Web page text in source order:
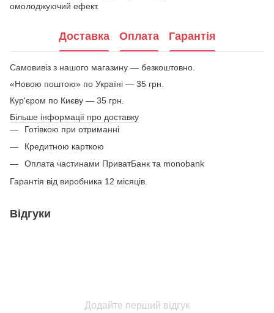
омолоджуючий ефект.
Доставка Оплата Гарантія
Самовивіз з нашого магазину — безкоштовно.
«Новою поштою» по Україні — 35 грн.
Кур'єром по Києву — 35 грн.
Більше інформації про доставку
Готівкою при отриманні
Кредитною карткою
Оплата частинами ПриватБанк та monobank
Гарантія від виробника 12 місяців.
Відгуки
Додайте перший відгук